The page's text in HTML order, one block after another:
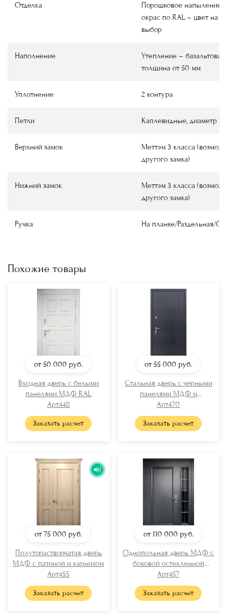
Отделка
Порошковое напыление
окрас по RAL – цвет на
выбор
Наполнение
Утепление – базальтовая
толщина от 50 мм
Уплотнение 2 контура
Петли Каплевидные, диаметр
Верхний замок
Меттэм 3 класса
другого замка)
Нижний замок
Меттэм 3 класса
другого замка)
Ручка На планке/Раздельная/
Похожие товары
от 50 000 руб.
Входная дверь с белыми
панелями МДФ RAL
Арт448
Заказать расчет
от 55 000 руб.
Стальная дверь с черными
панелями МДФ и
отбойником
Арт470
Заказать расчет
от 75 000 руб.
Полуторастворчатая дверь
МДФ с патиной и карнизом
Арт455
Заказать расчет
от 110 000 руб.
Однопольная дверь МДФ с
боковой остекленной
вставкой
Арт457
Заказать расчет